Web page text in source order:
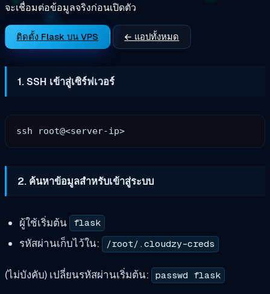
จะเชื่อมต่อข้อมูลจริงก่อนเปิดตัว
ติดตั้ง Flask บน VPS ← แอปทั้งหมด
1. SSH เข้าสู่เซิร์ฟเวอร์
2. ค้นหาข้อมูลสำหรับเข้าสู่ระบบ
ผู้ใช้เริ่มต้น flask
รหัสผ่านเก็บไว้ใน: /root/.cloudzy-creds
(ไม่บังคับ) เปลี่ยนรหัสผ่านเริ่มต้น: passwd flask